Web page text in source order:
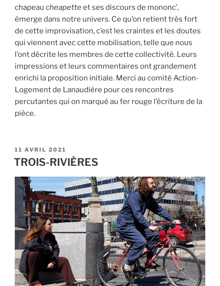
chapeau cheapetteet ses discours de mononc’,
émerge dans notre univers. Ce qu’on retient très fort
de cette improvisation, c’est les craintes et les doutes
qui viennent avec cette mobilisation, telle que nous
l’ont décrite les membres de cette collectivité. Leurs
impressions et leurs commentaires ont grandement
enrichi la proposition initiale. Merci au comité Action-
Logement de Lanaudière pour ces rencontres
percutantes qui on marqué au fer rouge l’écriture de la
pièce.
PUBLIÉ
LE
11 AVRIL 2021
TROIS-RIVIÈRES